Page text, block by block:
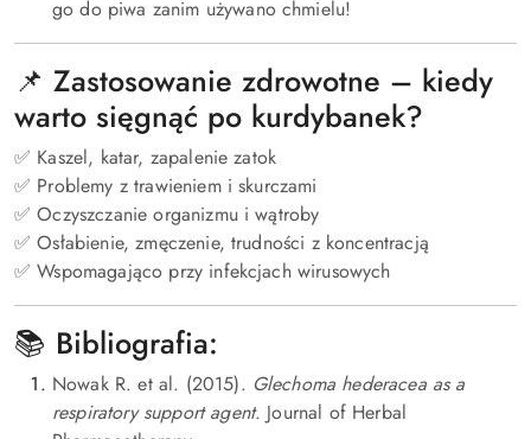
go do piwa zanim używano chmielu!
📌 Zastosowanie zdrowotne – kiedy
warto sięgnąć po kurdybanek?
✅ Kaszel, katar, zapalenie zatok
✅ Problemy z trawieniem i skurczami
✅ Oczyszczanie organizmu i wątroby
✅ Osłabienie, zmęczenie, trudności z koncentracją
✅ Wspomagająco przy infekcjach wirusowych
📚 Bibliografia:
Nowak R. et al. (2015). Glechoma hederacea as a
respiratory support agent. Journal of Herbal